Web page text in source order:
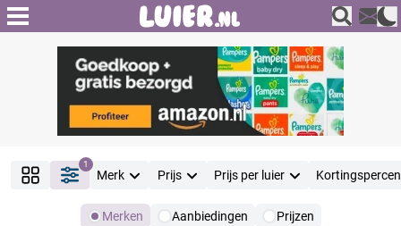
1
Merk Prijs Prijs per luier
Merken Aanbiedingen Prijzen